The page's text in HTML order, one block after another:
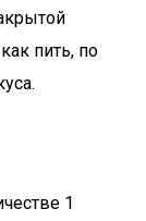
пить, по
1